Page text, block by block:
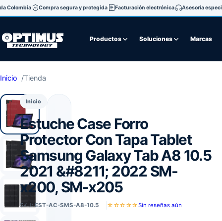
Colombia Compra segura y protegida Facturación electrónica Asesoría
Productos Soluciones Marcas
Inicio Tienda
Inicio
Estuche Case Forro
Protector Con Tapa Tablet
Samsung Galaxy Tab A8 10.5
2021 &#8211; 2022 SM-
x200, SM-x205
SKU:EST-AC-SMS-A8-10.5 ☆☆☆☆☆Sin reseñas aún